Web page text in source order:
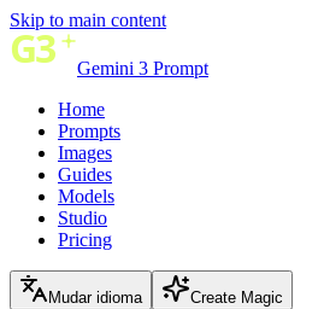
Skip to main content
Gemini 3 Prompt
Home
Prompts
Images
Guides
Models
Studio
Pricing
Mudar idioma Create Magic